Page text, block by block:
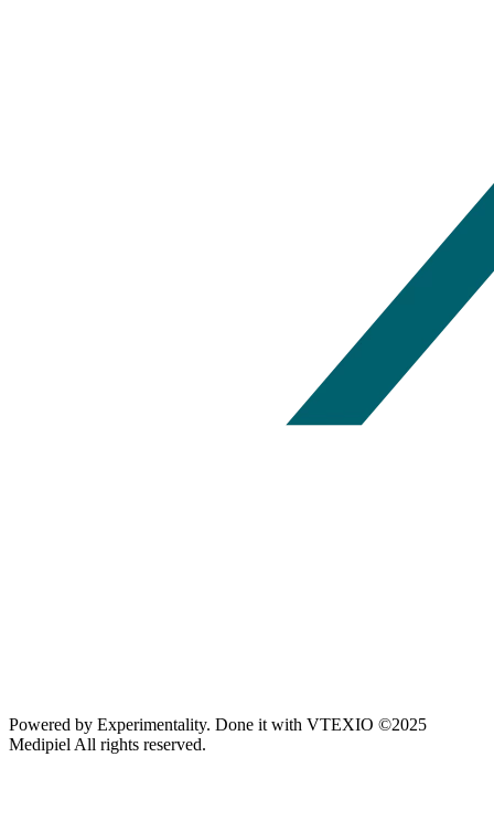
Powered by Experimentality. Done it with VTEXIO ©2025
Medipiel All rights reserved.